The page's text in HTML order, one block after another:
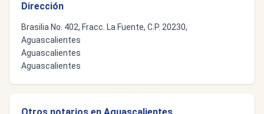
Dirección
Brasilia No. 402, Fracc. La Fuente, C.P. 20230,
Aguascalientes
Aguascalientes
Aguascalientes